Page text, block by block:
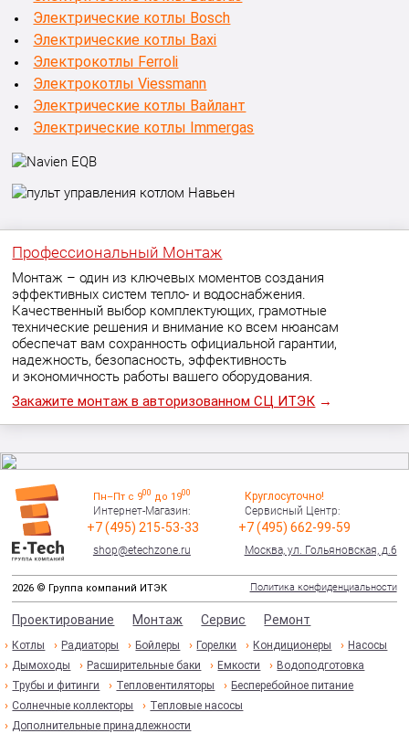
Электрические котлы Bosch
Электрические котлы Baxi
Электрокотлы Ferroli
Электрокотлы Viessmann
Электрические котлы Вайлант
Электрические котлы Immergas
Профессиональный Монтаж
Монтаж – один из ключевых моментов создания
эффективных систем тепло- и водоснабжения.
Качественный выбор комплектующих, грамотные
технические решения и внимание ко всем нюансам
обеспечат вам сохранность официальной гарантии,
надежность, безопасность, эффективность
и экономичность работы вашего оборудования.
Закажите монтаж в авторизованном СЦ ИТЭК →
Пн–Пт с 900 до 1900
Интернет-Магазин:
+7 (495) 215-53-33
shop@etechzone.ru
Круглосуточно!
Сервисный Центр:
+7 (495) 662-99-59
Москва, ул. Гольяновская, д.6
2026 © Группа компаний ИТЭК Политика конфиденциальности
Проектирование Монтаж Сервис Ремонт
Котлы Радиаторы Бойлеры Горелки Кондиционеры
Насосы
Дымоходы
Расширительные баки Емкости
Водоподготовка
Трубы и фитинги
Тепловентиляторы
Бесперебойное питание
Солнечные коллекторы
Тепловые насосы
Дополнительные принадлежности